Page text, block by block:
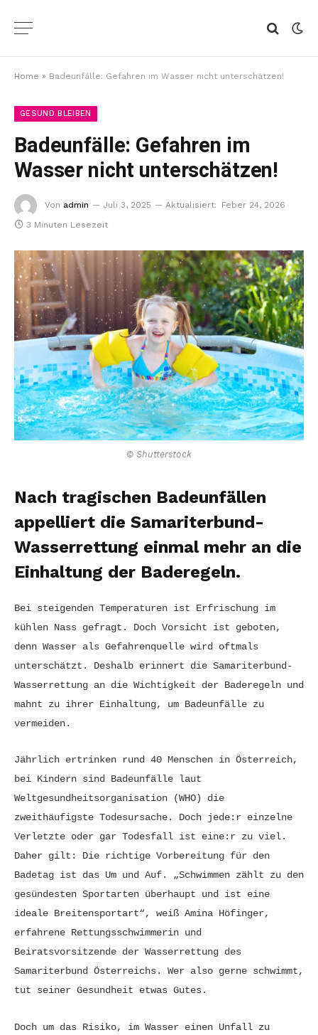
Home » Badeunfälle: Gefahren im Wasser nicht unterschätzen!
GESUND BLEIBEN
Badeunfälle: Gefahren im
Wasser nicht unterschätzen!
Von admin Juli 3, 2025 Aktualisiert:
Feber 24, 2026
3 Minuten Lesezeit
© Shutterstock
Nach tragischen Badeunfällen
appelliert die Samariterbund-
Wasserrettung einmal mehr an die
Einhaltung der Baderegeln.
Bei steigenden Temperaturen ist Erfrischung im
kühlen Nass gefragt. Doch Vorsicht ist geboten,
denn Wasser als Gefahrenquelle wird oftmals
unterschätzt. Deshalb erinnert die Samariterbund-
Wasserrettung an die Wichtigkeit der Baderegeln und
mahnt zu ihrer Einhaltung, um Badeunfälle zu
vermeiden.
Jährlich ertrinken rund 40 Menschen in Österreich,
bei Kindern sind Badeunfälle laut
Weltgesundheitsorganisation (WHO) die
zweithäufigste Todesursache. Doch jede:r einzelne
Verletzte oder gar Todesfall ist eine:r zu viel.
Daher gilt: Die richtige Vorbereitung für den
Badetag ist das Um und Auf. „Schwimmen zählt zu den
gesündesten Sportarten überhaupt und ist eine
ideale Breitensportart“, weiß Amina Höfinger,
erfahrene Rettungsschwimmerin und
Beiratsvorsitzende der Wasserrettung des
Samariterbund Österreichs. Wer also gerne schwimmt,
tut seiner Gesundheit etwas Gutes.
Doch um das Risiko, im Wasser einen Unfall zu